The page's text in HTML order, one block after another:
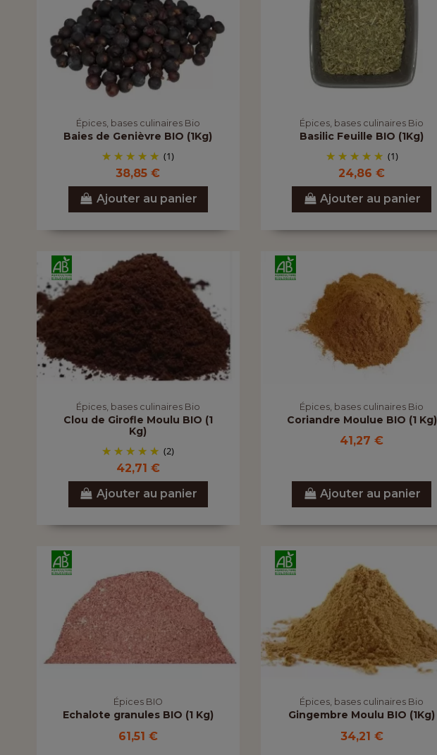
Épices, bases culinaires Bio
Baies de Genièvre BIO (1Kg)
(1)
38,85 €
Ajouter au panier
Épices, bases culinaires Bio
Basilic Feuille BIO (1Kg)
(1)
24,86 €
Ajouter au panier
Épices, bases culinaires Bio
Clou de Girofle Moulu BIO (1
Kg)
(2)
42,71 €
Ajouter au panier
Épices, bases culinaires Bio
Coriandre Moulue BIO (1 Kg)
41,27 €
Ajouter au panier
Épices BIO
Echalote granules BIO (1 Kg)
61,51 €
Épices, bases culinaires Bio
Gingembre Moulu BIO (1Kg)
34,21 €